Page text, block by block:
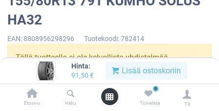
Hinta:
91,50 € Lisää ostoskoriin
Etusivu Haku
0
Toivelista Tili
HA32
EAN: 8808956298296 Tuotekoodi:782414
Tällä tuotteella ei ole kelvollista yhdistelmää.
KUMHO